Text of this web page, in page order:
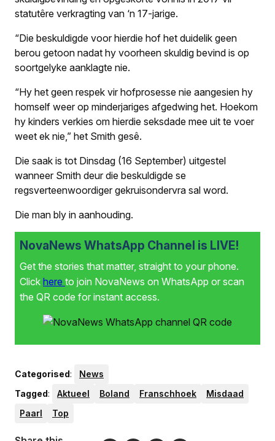
statutêre verkragting van ‘n 17-jarige.
“Die beskuldigde voor hierdie hof het duidelik geen
berou getoon nadat hy voorheen skuldig bevind is op
soortgelyke aanklagte nie.
“Hy het geen respek vir hofprosesse nie aangesien hy
homself weer op minderjariges afgedwing het. Hoekom
hy kinders verkies om hierdie seksdade mee uit te voer
weet ek nie,” het Smith gesê.
Die saak is tot Dinsdag (16 September) uitgestel
wanneer Smith deur die beskuldigde se
regsverteenwoordiger gekruisondervra sal word.
Die man bly in aanhouding.
NovaNews WhatsApp Channel is LIVE!
Get the stories that matter, straight to your phone.
Click here to join NovaNews on WhatsApp or scan
the QR code for instant access.
Categorised:
News
Tagged: Aktueel Boland Franschhoek
Misdaad
Paarl
Top